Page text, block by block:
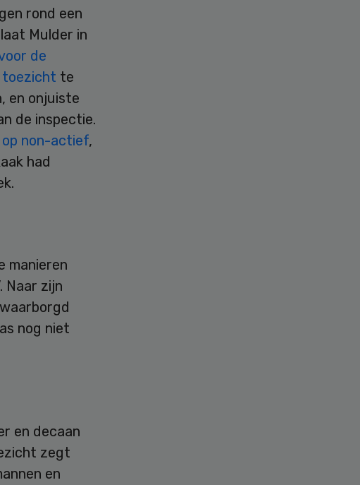
rond een
Mulder in
de
toezicht te
en onjuiste
de inspectie.
non-actief,
had
manieren
Naar zijn
nog niet
en decaan
zegt
en